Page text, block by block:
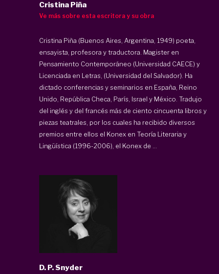
Cristina Piña
Ve más sobre esta escritora y su obra
Cristina Piña (Buenos Aires, Argentina, 1949) poeta,
ensayista, profesora y traductora. Magister en
Pensamiento Contemporáneo (Universidad CAECE) y
Licenciada en Letras, (Universidad del Salvador). Ha
dictado conferencias y seminarios en España, Reino
Unido, República Checa, París, Israel y México. Tradujo
del inglés y del francés más de ciento cincuenta libros y
piezas teatrales, por los cuales ha recibido diversos
premios entre ellos el Konex en Teoría Literaria y
Lingüística (1996-2006), el Konex de ...
D. P. Snyder